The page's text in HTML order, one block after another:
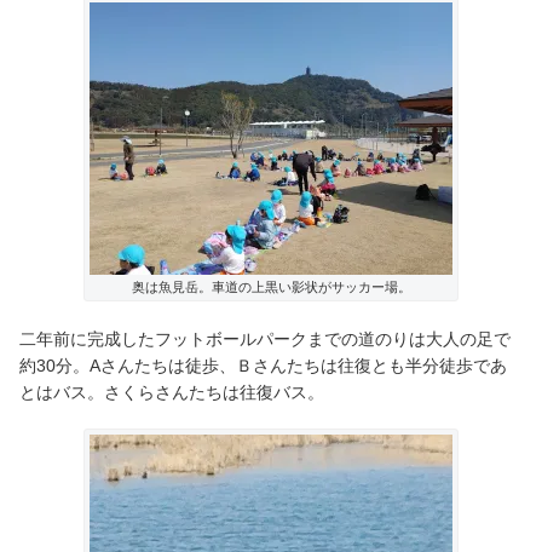
奥は魚見岳。車道の上黒い影状がサッカー場。
二年前に完成したフットボールパークまでの道のりは大人の足で
約30分。Aさんたちは徒歩、Ｂさんたちは往復とも半分徒歩であ
とはバス。さくらさんたちは往復バス。